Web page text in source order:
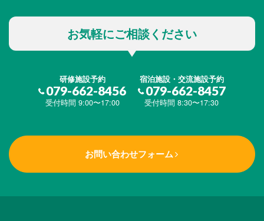
お気軽にご相談ください
研修施設予約
079-662-8456
受付時間 9:00〜17:00
宿泊施設・交流施設予約
079-662-8457
受付時間 8:30〜17:30
お問い合わせフォーム